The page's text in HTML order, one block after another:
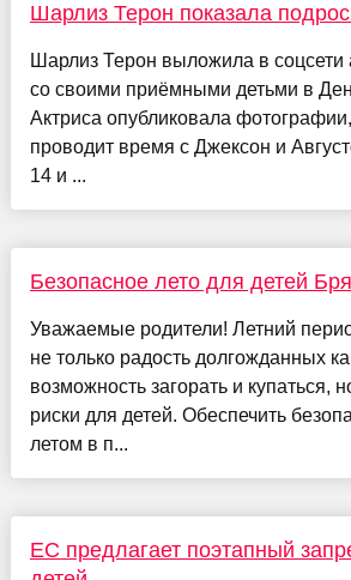
Шарлиз Терон показала
Шарлиз Терон выложила в соцсети
со своими приёмными детьми в
Актриса опубликовала
проводит время с Джексон и
14 и ...
Безопасное лето для детей
Уважаемые родители! Летний
не только радость долгожданных
возможность загорать и купаться,
риски для детей. Обеспечить
летом в п...
ЕС предлагает поэтапный